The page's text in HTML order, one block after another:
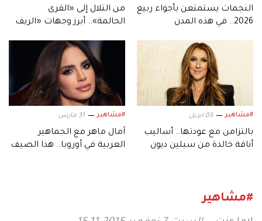
النجمات يستمتعن بأجواء ربيع
2026.. في هذه المدن
من التلال إلى «القرى
الحالمة».. أبرز وجهات «الريف
#مشاهير 03 ابريل
بالتزامن مع عودتها.. أساليب
أناقة خالدة من سيلين ديون
#مشاهير 31 مارس
آمال ماهر مع الجماهير
العربية في أوروبا.. هذا الصيف
#مشاهير